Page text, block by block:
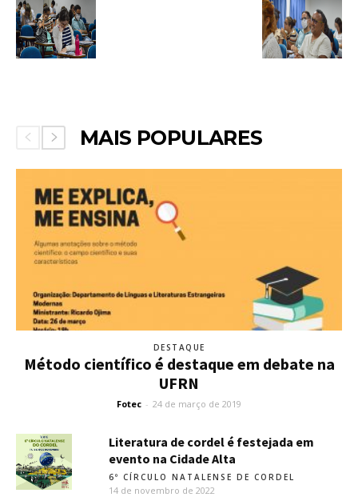
MAIS POPULARES
DESTAQUE
Método científico é destaque em debate na
UFRN
Fotec - 24 de março de 2019
Literatura de cordel é festejada em
evento na Cidade Alta
6º CÍRCULO NATALENSE DE CORDEL
14 de novembro de 2022